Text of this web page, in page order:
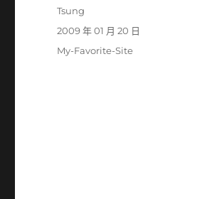
作
Tsung
發
日
2009 年 01 月 20 日
分
My-Favorite-Site